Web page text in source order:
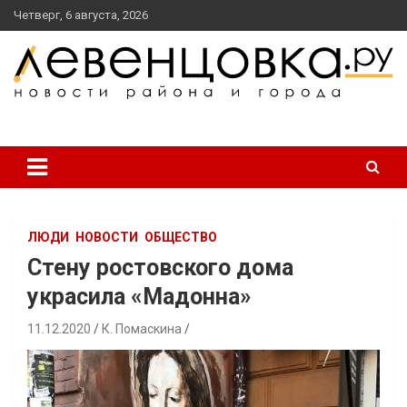
перейти
к
содержанию
Четверг, 6 августа, 2026
ЛЮДИ НОВОСТИ ОБЩЕСТВО
Стену ростовского дома
украсила «Мадонна»
11.12.2020 К. Помаскина